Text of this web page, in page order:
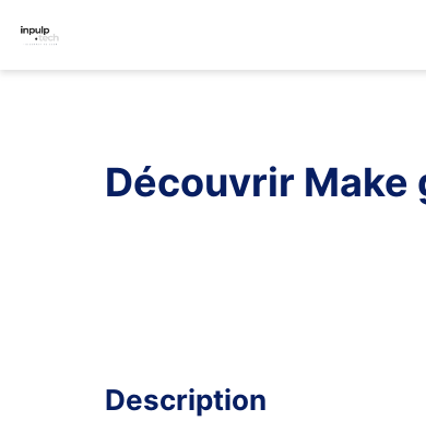
Découvrir
Description